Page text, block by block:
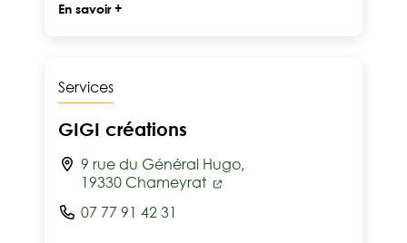
En savoir +
Services
GIGI créations
9 rue du Général Hugo,
19330 Chameyrat
07 77 91 42 31